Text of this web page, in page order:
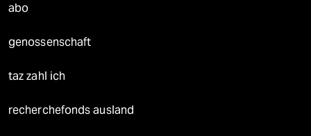
abo
genossenschaft
taz zahl ich
recherchefonds ausland